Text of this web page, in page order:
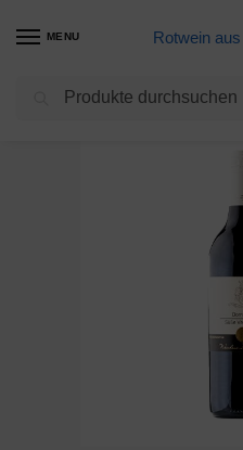
MENU Rotwein
Meine Weine Turmfalke